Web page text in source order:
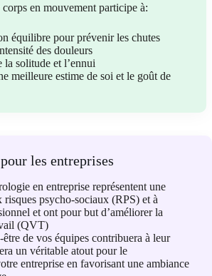
en mouvement participe à:
équilibre pour prévenir les chutes
des douleurs
la solitude et l’ennui
meilleure estime de soi et le goût de
les entreprises
en entreprise représentent une
risques psycho-sociaux (RPS) et à
et ont pour but d’améliorer la
(QVT)
de vos équipes contribuera à leur
un véritable atout pour le
entreprise en favorisant une ambiance